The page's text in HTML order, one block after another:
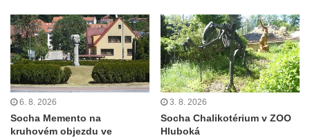
čp. 37 v Račicích
Socha ležícího koně v Sadech
Československé armády v Teplicích
Socha Medvídě v Tierpark Chemnitz
Sochy Ležící žena v Tierpark Chemnitz
Sochy Ptáci v Tierpark Chemnitz
6. 8. 2026
Socha Memento na
kruhovém objezdu ve
3. 8. 2026
Socha Chalikotérium v ZOO
Hluboká